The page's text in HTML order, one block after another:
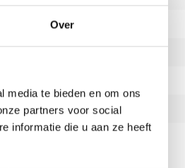
Over
media te bieden en om ons
partners voor social
informatie die u aan ze heeft